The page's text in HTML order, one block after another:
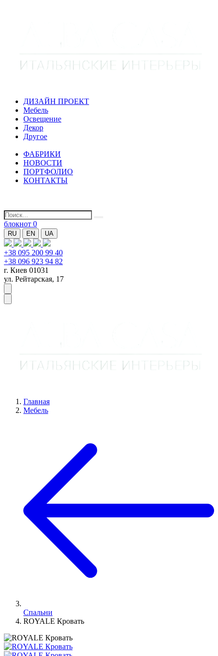
ДИЗАЙН ПРОЕКТ
Мебель
Освещение
Декор
Другое
ФАБРИКИ
НОВОСТИ
ПОРТФОЛИО
КОНТАКТЫ
блокнот 0
RU EN UA
+38 095 200 99 40
+38 096 923 94 82
г. Киев 01031
ул. Рейтарская, 17
Главная
Мебель
Спальни
ROYALE Кровать